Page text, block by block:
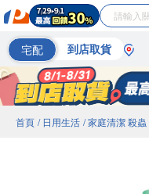
宅配 到店取貨
首頁 / 日用生活 / 家庭清潔 殺蟲